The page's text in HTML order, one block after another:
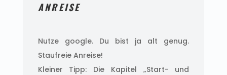
ANREISE
Nutze google. Du bist ja alt genug.
Staufreie Anreise!
Kleiner Tipp: Die Kapitel „Start- und